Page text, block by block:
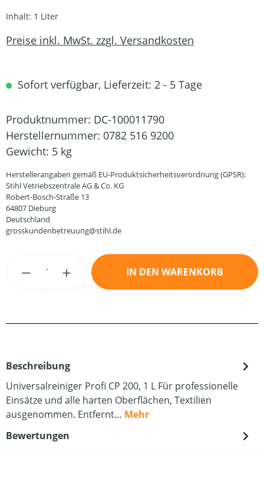
Inhalt: 1 Liter
Preise inkl. MwSt. zzgl. Versandkosten
Sofort verfügbar, Lieferzeit: 2 - 5 Tage
Produktnummer: DC-100011790
Herstellernummer: 0782 516 9200
Gewicht: 5 kg
Herstellerangaben gemäß EU-Produktsicherheitsverordnung (GPSR):
Stihl Vetriebszentrale AG & Co. KG
Robert-Bosch-Straße 13
64807 Dieburg
Deutschland
grosskundenbetreuung@stihl.de
Produkt Anzahl: Gib den gewünschten
IN DEN WARENKORB
Beschreibung
Universalreiniger Profi CP 200, 1 L Für professionelle
Einsätze und alle harten Oberflächen, Textilien
ausgenommen. Entfernt… Mehr
Bewertungen